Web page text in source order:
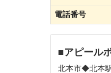
電話番号
■アピール
北本市◆北本